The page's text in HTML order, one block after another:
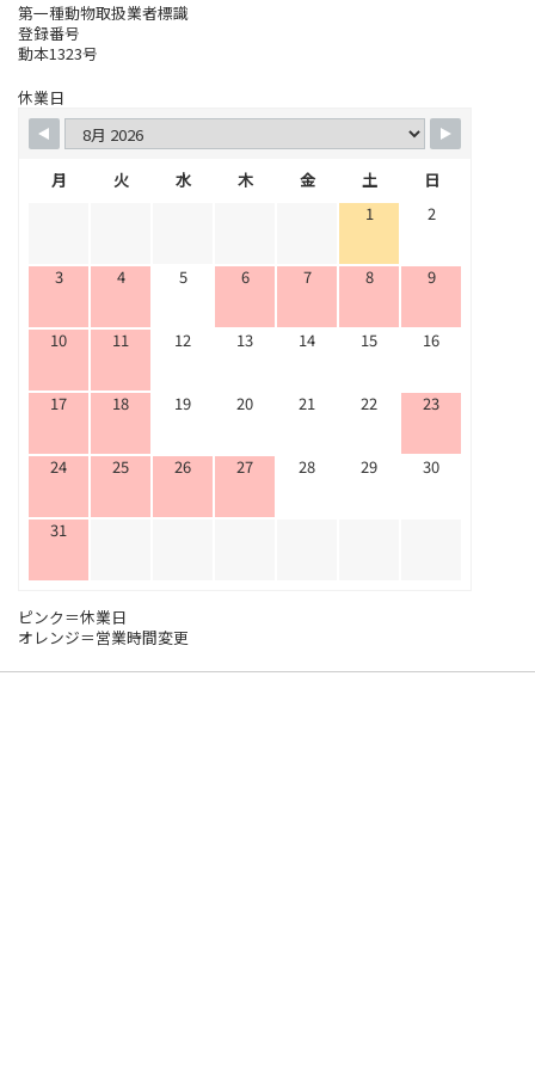
第一種動物取扱業者標識
登録番号
動本1323号
休業日
月 火 水 木 金 土
日
1
2
3 4 5 6 7 8 9
10 11 12 13 14 15 16
17 18 19 20 21 22 23
24 25 26 27 28 29 30
31
ピンク＝休業日
オレンジ＝営業時間変更